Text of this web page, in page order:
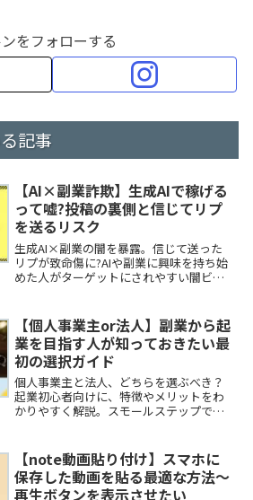
をフォローする
記事
【AI×副業詐欺】生成AIで稼げる
って嘘?投稿の裏側と信じてリプ
を送るリスク
生成AI×副業の闇を暴露。信じて送った
リプが致命傷に?AIや副業に興味を持ち始
めた人がターゲットにされやすい闇ビジ
【個人事業主or法人】副業から起
業を目指す人が知っておきたい最
初の選択ガイド
個人事業主と法人、どちらを選ぶべき？
起業初心者向けに、特徴やメリットをわ
かりやすく解説。スモールステップで着
【note動画貼り付け】スマホに
保存した動画を貼る最適な方法～
再生ボタンを表示させたい